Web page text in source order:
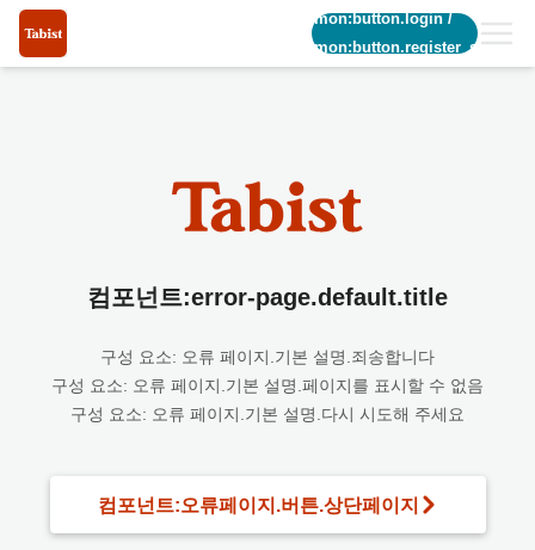
common:button.login/
common:button.register_short
컴포넌트:error-page.default.title
구성 요소: 오류 페이지.기본 설명.죄송합니다
구성 요소: 오류 페이지.기본 설명.페이지를 표시할 수 없음
구성 요소: 오류 페이지.기본 설명.다시 시도해 주세요
컴포넌트:오류페이지.버튼.상단페이지